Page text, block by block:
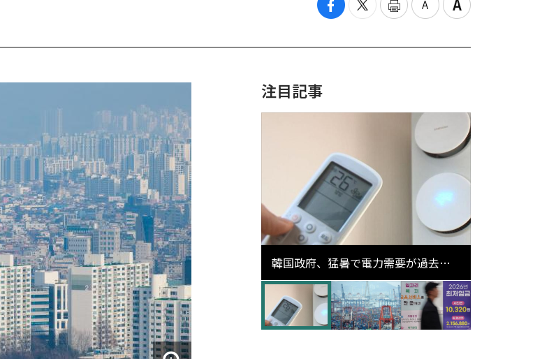
注目記事
韓国政府、猛暑で電力需要が過去最
高更新の可能性に需給対応体制を点
検